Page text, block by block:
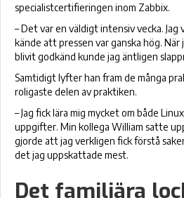
specialistcertifieringen inom Zabbix.
– Det var en väldigt intensiv vecka. Jag
kände att pressen var ganska hög.
blivit godkänd kunde jag äntligen
Samtidigt lyfter han fram de många
roligaste delen av praktiken.
– Jag fick lära mig mycket om både
uppgifter. Min kollega William satte
gjorde att jag verkligen fick förstå
det jag uppskattade mest.
Det familjära